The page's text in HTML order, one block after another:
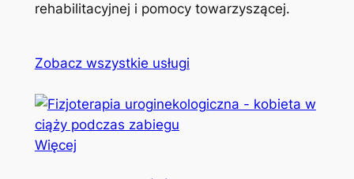
rehabilitacyjnej i pomocy towarzyszącej.
Zobacz wszystkie usługi
Więcej